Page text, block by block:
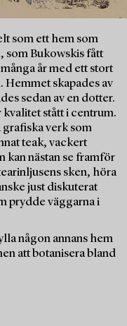
som ett hem som
som Bukowskis fått
år med ett stort
skapades av
sedan av en dotter.
stått i centrum.
verk som
teak, vackert
kan nästan se framför
sken, höra
just diskuterat
prydde väggarna i
någon annans hem
att botanisera bland